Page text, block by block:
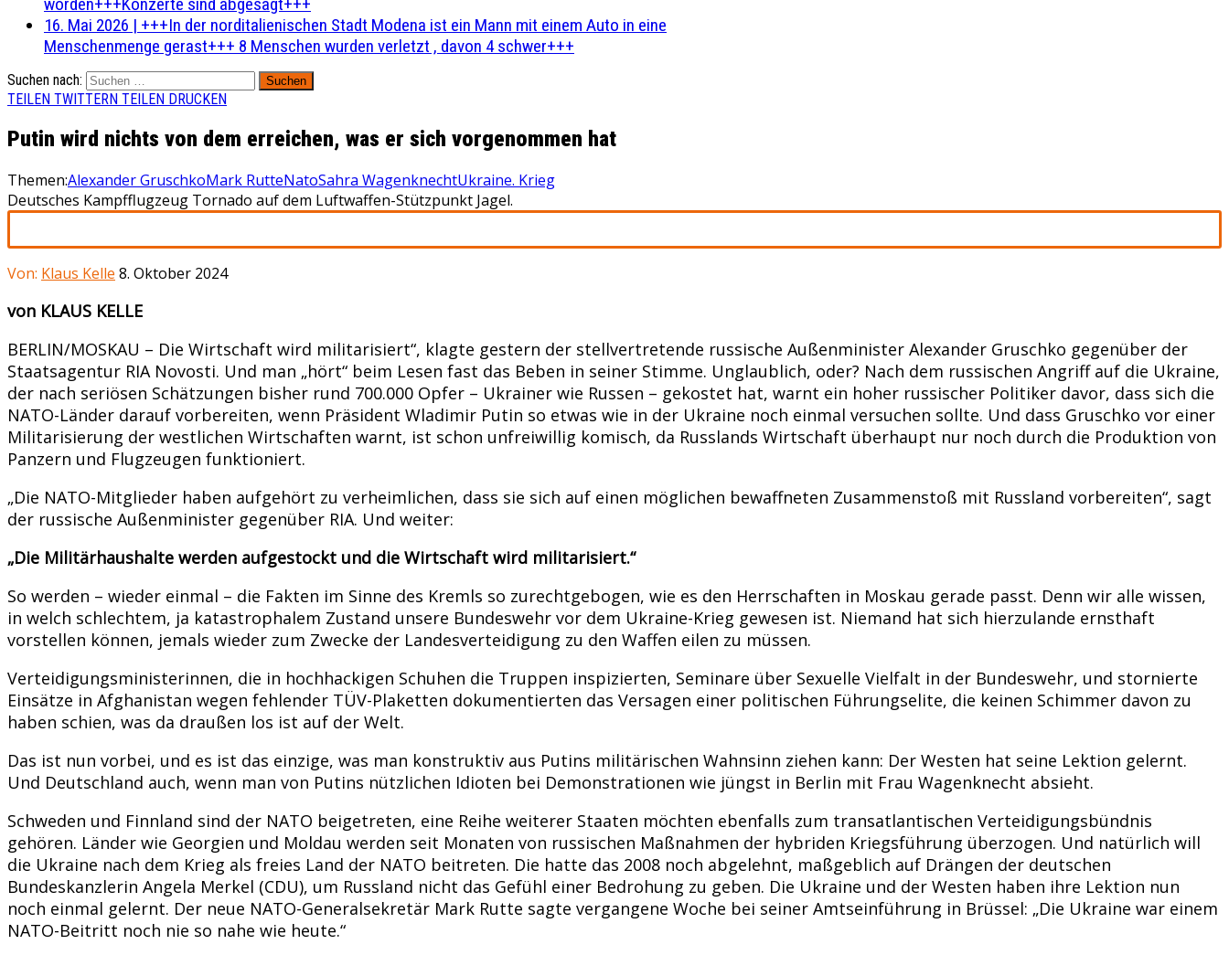
16. Mai 2026 | +++In der norditalienischen Stadt Modena ist ein Mann mit einem Auto in eine
Menschenmenge gerast+++ 8 Menschen wurden verletzt , davon 4 schwer+++
Suchen nach:
TEILEN TWITTERN TEILEN DRUCKEN
Putin wird nichts von dem erreichen, was er sich vorgenommen hat
Themen:Alexander GruschkoMark RutteNatoSahra WagenknechtUkraine. Krieg
Deutsches Kampfflugzeug Tornado auf dem Luftwaffen-Stützpunkt Jagel.
Von: Klaus Kelle 8. Oktober 2024
von KLAUS KELLE
BERLIN/MOSKAU – Die Wirtschaft wird militarisiert“, klagte gestern der stellvertretende russische Außenminister Alexander Gruschko gegenüber der
Staatsagentur RIA Novosti. Und man „hört“ beim Lesen fast das Beben in seiner Stimme. Unglaublich, oder? Nach dem russischen Angriff auf die Ukraine,
der nach seriösen Schätzungen bisher rund 700.000 Opfer – Ukrainer wie Russen – gekostet hat, warnt ein hoher russischer Politiker davor, dass sich die
NATO-Länder darauf vorbereiten, wenn Präsident Wladimir Putin so etwas wie in der Ukraine noch einmal versuchen sollte. Und dass Gruschko vor einer
Militarisierung der westlichen Wirtschaften warnt, ist schon unfreiwillig komisch, da Russlands Wirtschaft überhaupt nur noch durch die Produktion von
Panzern und Flugzeugen funktioniert.
„Die NATO-Mitglieder haben aufgehört zu verheimlichen, dass sie sich auf einen möglichen bewaffneten Zusammenstoß mit Russland vorbereiten“, sagt
der russische Außenminister gegenüber RIA. Und weiter:
„Die Militärhaushalte werden aufgestockt und die Wirtschaft wird militarisiert.“
So werden – wieder einmal – die Fakten im Sinne des Kremls so zurechtgebogen, wie es den Herrschaften in Moskau gerade passt. Denn wir alle wissen,
in welch schlechtem, ja katastrophalem Zustand unsere Bundeswehr vor dem Ukraine-Krieg gewesen ist. Niemand hat sich hierzulande ernsthaft
vorstellen können, jemals wieder zum Zwecke der Landesverteidigung zu den Waffen eilen zu müssen.
Verteidigungsministerinnen, die in hochhackigen Schuhen die Truppen inspizierten, Seminare über Sexuelle Vielfalt in der Bundeswehr, und stornierte
Einsätze in Afghanistan wegen fehlender TÜV-Plaketten dokumentierten das Versagen einer politischen Führungselite, die keinen Schimmer davon zu
haben schien, was da draußen los ist auf der Welt.
Das ist nun vorbei, und es ist das einzige, was man konstruktiv aus Putins militärischen Wahnsinn ziehen kann: Der Westen hat seine Lektion gelernt.
Und Deutschland auch, wenn man von Putins nützlichen Idioten bei Demonstrationen wie jüngst in Berlin mit Frau Wagenknecht absieht.
Schweden und Finnland sind der NATO beigetreten, eine Reihe weiterer Staaten möchten ebenfalls zum transatlantischen Verteidigungsbündnis
gehören. Länder wie Georgien und Moldau werden seit Monaten von russischen Maßnahmen der hybriden Kriegsführung überzogen. Und natürlich will
die Ukraine nach dem Krieg als freies Land der NATO beitreten. Die hatte das 2008 noch abgelehnt, maßgeblich auf Drängen der deutschen
Bundeskanzlerin Angela Merkel (CDU), um Russland nicht das Gefühl einer Bedrohung zu geben. Die Ukraine und der Westen haben ihre Lektion nun
noch einmal gelernt. Der neue NATO-Generalsekretär Mark Rutte sagte vergangene Woche bei seiner Amtseinführung in Brüssel: „Die Ukraine war einem
NATO-Beitritt noch nie so nahe wie heute.“